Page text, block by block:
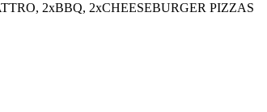
2xBBQ, 2xCHEESEBURGER PIZZAS